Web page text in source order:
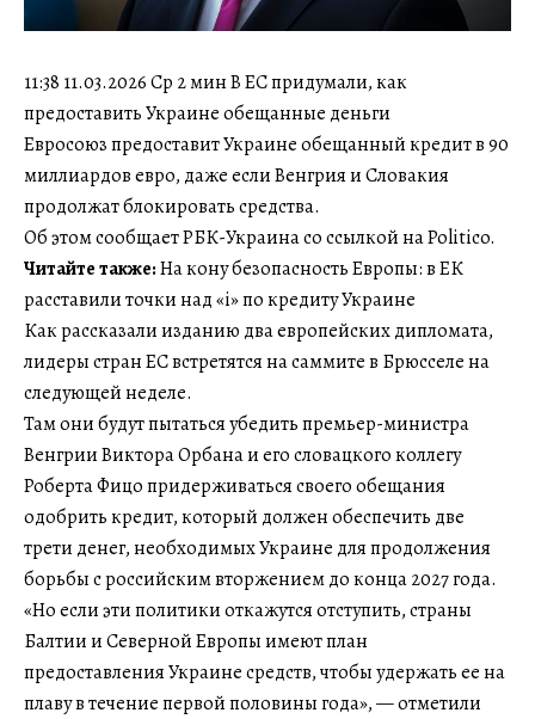
11:38 11.03.2026 Ср 2 мин В ЕС придумали, как
предоставить Украине обещанные деньги
Евросоюз предоставит Украине обещанный кредит в 90
миллиардов евро, даже если Венгрия и Словакия
продолжат блокировать средства.
Об этом сообщает РБК-Украина со ссылкой на Politico.
Читайте также:На кону безопасность Европы: в ЕК
расставили точки над «і» по кредиту Украине
Как рассказали изданию два европейских дипломата,
лидеры стран ЕС встретятся на саммите в Брюсселе на
следующей неделе.
Там они будут пытаться убедить премьер-министра
Венгрии Виктора Орбана и его словацкого коллегу
Роберта Фицо придерживаться своего обещания
одобрить кредит, который должен обеспечить две
трети денег, необходимых Украине для продолжения
борьбы с российским вторжением до конца 2027 года.
«Но если эти политики откажутся отступить, страны
Балтии и Северной Европы имеют план
предоставления Украине средств, чтобы удержать ее на
плаву в течение первой половины года», — отметили